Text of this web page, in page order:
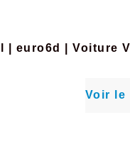
euro6d
Voiture
Voir le